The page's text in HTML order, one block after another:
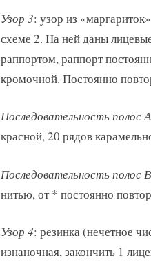
Узор 3: узор из
схеме 2. На ней даны
раппортом, раппорт
кромочной. Постоянно
Последовательность полос А
красной, 20 рядов
Последовательность полос В
нитью, от * постоянно
Узор 4: резинка (нечетное
изнаночная, закончить 1